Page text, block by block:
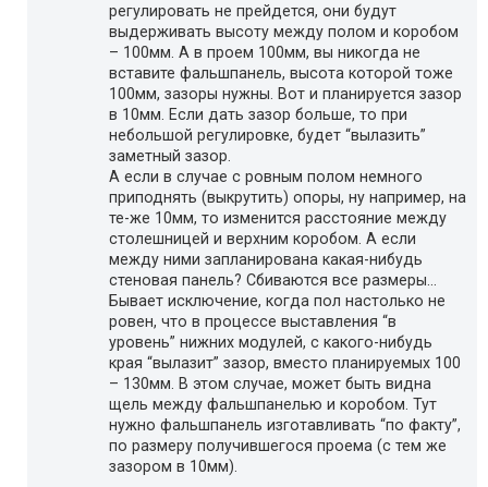
регулировать не прейдется, они будут
выдерживать высоту между полом и коробом
– 100мм. А в проем 100мм, вы никогда не
вставите фальшпанель, высота которой тоже
100мм, зазоры нужны. Вот и планируется зазор
в 10мм. Если дать зазор больше, то при
небольшой регулировке, будет “вылазить”
заметный зазор.
А если в случае с ровным полом немного
приподнять (выкрутить) опоры, ну например, на
те-же 10мм, то изменится расстояние между
столешницей и верхним коробом. А если
между ними запланирована какая-нибудь
стеновая панель? Сбиваются все размеры…
Бывает исключение, когда пол настолько не
ровен, что в процессе выставления “в
уровень” нижних модулей, с какого-нибудь
края “вылазит” зазор, вместо планируемых 100
– 130мм. В этом случае, может быть видна
щель между фальшпанелью и коробом. Тут
нужно фальшпанель изготавливать “по факту”,
по размеру получившегося проема (с тем же
зазором в 10мм).